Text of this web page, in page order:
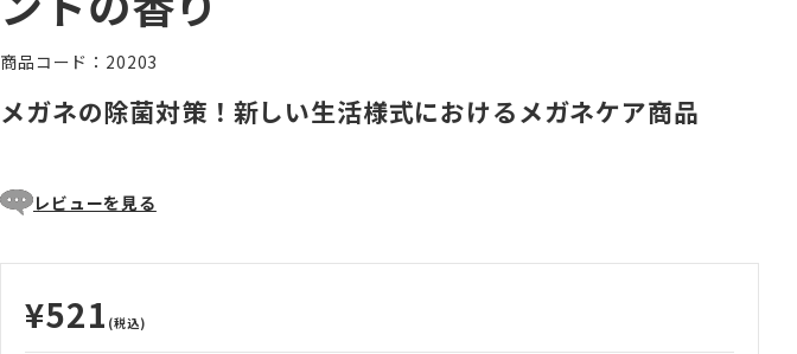
商品コード：20203
メガネの除菌対策！新しい生活様式におけるメガネケア商品
レビューを見る
¥521 (税込)